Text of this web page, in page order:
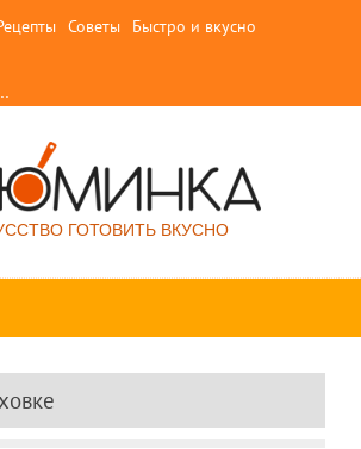
Советы Быстро и вкусно
ГОТОВИТЬ ВКУСНО